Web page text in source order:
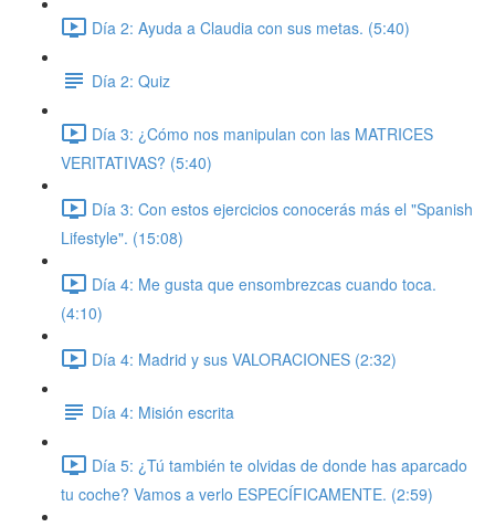
Día 2: Ayuda a Claudia con sus metas. (5:40)
Día 2: Quiz
Día 3: ¿Cómo nos manipulan con las MATRICES
VERITATIVAS? (5:40)
Día 3: Con estos ejercicios conocerás más el "Spanish
Lifestyle". (15:08)
Día 4: Me gusta que ensombrezcas cuando toca.
(4:10)
Día 4: Madrid y sus VALORACIONES (2:32)
Día 4: Misión escrita
Día 5: ¿Tú también te olvidas de donde has aparcado
tu coche? Vamos a verlo ESPECÍFICAMENTE. (2:59)